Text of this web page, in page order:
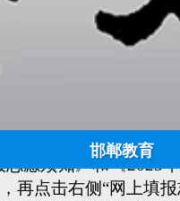
邯郸教育
2023年中考网上填报志
8:30至7月5日18:00。
愿须知》和《
点击右侧“网上填